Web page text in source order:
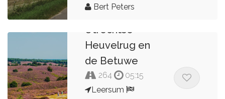
Bert Peters
Utrechtse
Heuvelrug en
de Betuwe
264
05:15
Leersum